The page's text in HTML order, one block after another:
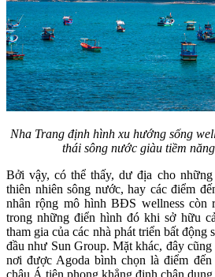
Nha Trang định hình xu hướng sống
thái sông nước giàu tiềm
Bởi vậy, ​có thể thấy, dư địa cho
thiên nhiên sông nước, hay các điểm
nhân rộng mô hình BĐS wellness còn
trong những điển hình đó khi sở hữu
tham gia của các nhà phát triển bất động
đầu như Sun Group. Mặt khác, đây
nơi được Agoda bình chọn là điểm
châu Á tiên phong khẳng định chân dung